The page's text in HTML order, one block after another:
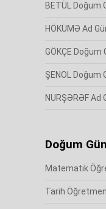
BETÜL Doğum
HÖKÜMƏ Ad
GÖKÇE Doğum
ŞENOL Doğum
NURŞƏRƏF Ad
Doğum
Matematik
Tarih